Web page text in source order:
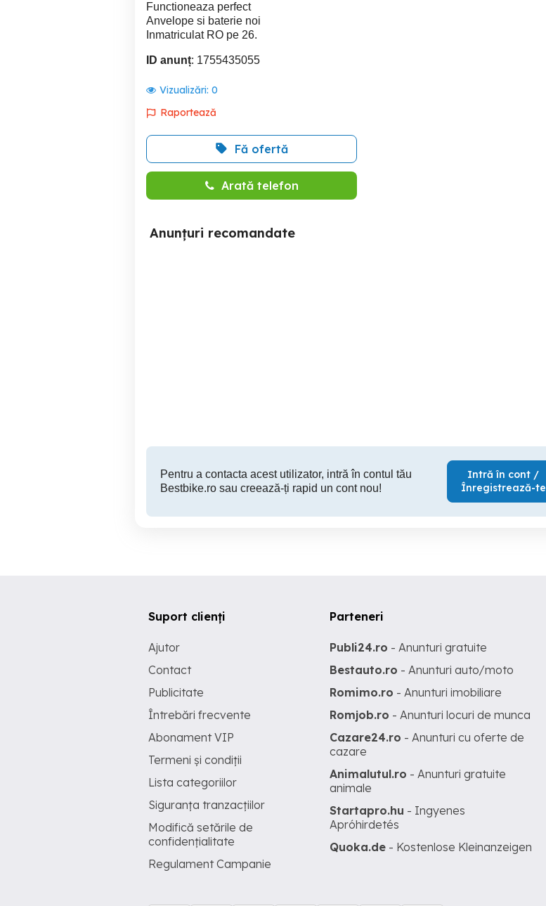
Functioneaza perfect
Anvelope si baterie noi
Inmatriculat RO pe 26.
ID anunț: 1755435055
Vizualizări: 0
Raportează
Fă ofertă
Arată telefon
Anunțuri recomandate
Pentru a contacta acest utilizator, intră în contul tău
Bestbike.ro sau creează-ți rapid un cont nou!
Intră în cont /
Înregistrează-te
Suport clienți
Ajutor
Contact
Publicitate
Întrebări frecvente
Abonament VIP
Termeni și condiții
Lista categoriilor
Siguranța tranzacțiilor
Modifică setările de
confidențialitate
Regulament Campanie
Parteneri
Publi24.ro - Anunturi gratuite
Bestauto.ro - Anunturi auto/moto
Romimo.ro - Anunturi imobiliare
Romjob.ro - Anunturi locuri de munca
Cazare24.ro - Anunturi cu oferte de
cazare
Animalutul.ro - Anunturi gratuite
animale
Startapro.hu - Ingyenes
Apróhirdetés
Quoka.de - Kostenlose Kleinanzeigen